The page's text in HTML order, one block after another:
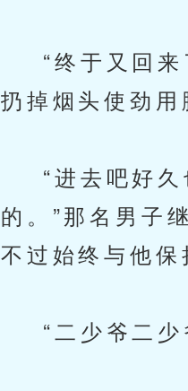
“终于又回来
扔掉烟头使劲用
“进去吧好久
的。”那名男子
不过始终与他
“二少爷二少